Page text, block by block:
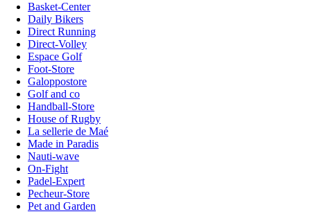
Basket-Center
Daily Bikers
Direct Running
Direct-Volley
Espace Golf
Foot-Store
Galoppostore
Golf and co
Handball-Store
House of Rugby
La sellerie de Maé
Made in Paradis
Nauti-wave
On-Fight
Padel-Expert
Pecheur-Store
Pet and Garden